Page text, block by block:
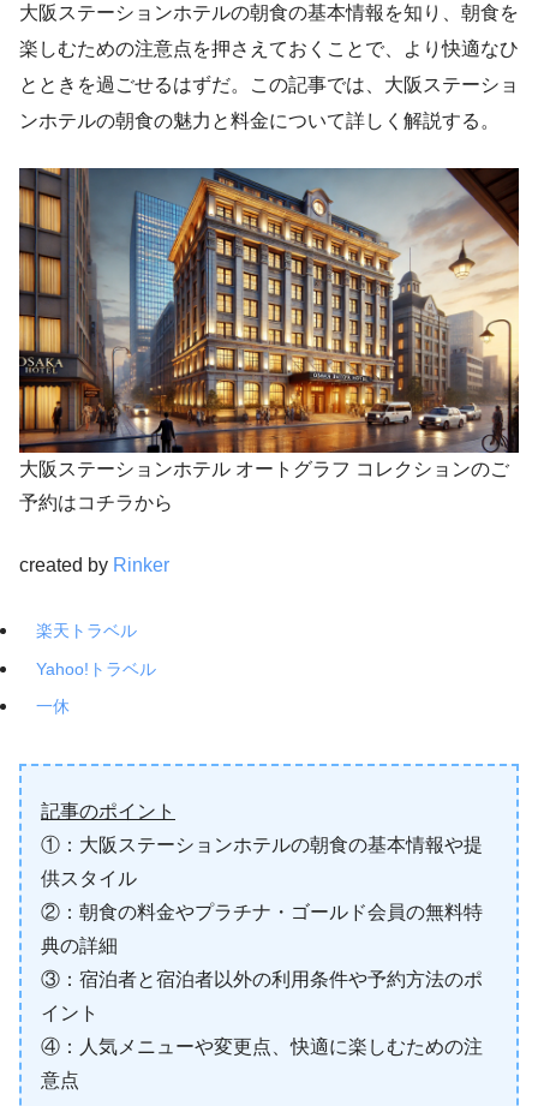
大阪ステーションホテルの朝食の基本情報を知り、朝食を
楽しむための注意点を押さえておくことで、より快適なひ
とときを過ごせるはずだ。この記事では、大阪ステーショ
ンホテルの朝食の魅力と料金について詳しく解説する。
大阪ステーションホテル オートグラフ コレクションのご
予約はコチラから
created by Rinker
楽天トラベル
Yahoo!トラベル
一休
記事のポイント
①：大阪ステーションホテルの朝食の基本情報や提
供スタイル
②：朝食の料金やプラチナ・ゴールド会員の無料特
典の詳細
③：宿泊者と宿泊者以外の利用条件や予約方法のポ
イント
④：人気メニューや変更点、快適に楽しむための注
意点